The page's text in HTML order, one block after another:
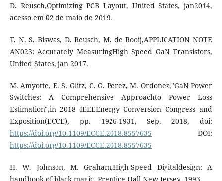
D. Reusch,Optimizing PCB Layout, United States, jan2014,
acesso em 02 de maio de 2019.
T. N. S. Biswas, D. Reusch, M. de Rooij,APPLICATION NOTE
AN023: Accurately MeasuringHigh Speed GaN Transistors,
United States, jan 2017.
M. Amyotte, E. S. Glitz, C. G. Perez, M. Ordonez,"GaN Power
Switches: A Comprehensive Approachto Power Loss
Estimation",in 2018 IEEEEnergy Conversion Congress and
Exposition(ECCE), pp. 1926-1931, Sep. 2018, doi:
https://doi.org/10.1109/ECCE.2018.8557635 DOI:
https://doi.org/10.1109/ECCE.2018.8557635
H. W. Johnson, M. Graham,High-Speed Digitaldesign: A
handbook of black magic, Prentice Hall,New Jersey, 1993.